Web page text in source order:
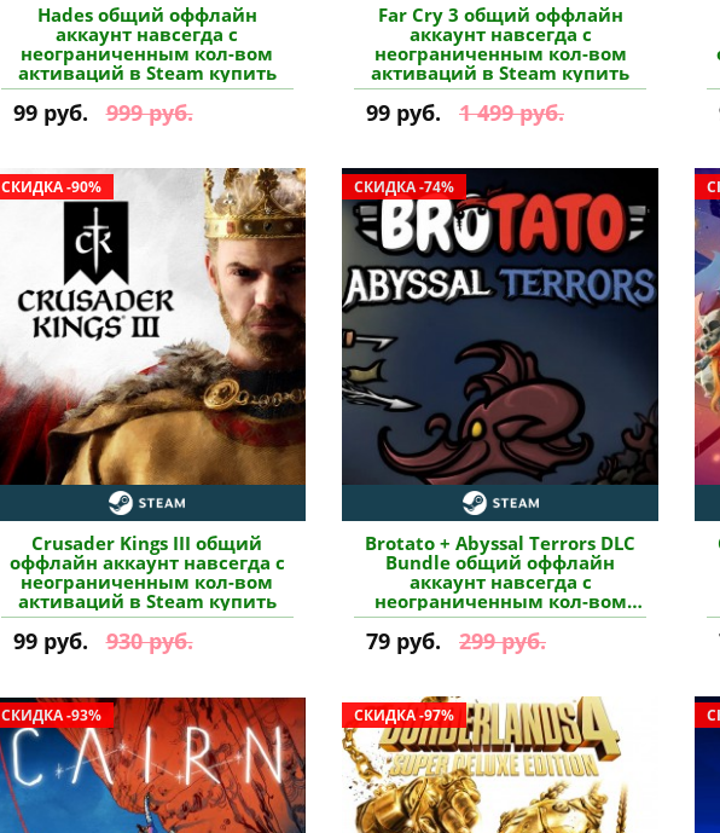
Hades общий оффлайн
аккаунт навсегда с
неограниченным кол-вом
активаций в Steam купить
99 руб. 999 руб.
Far Cry 3 общий оффлайн
аккаунт навсегда с
неограниченным кол-вом
активаций в Steam купить
99 руб. 1 499 руб.
СКИДКА -90%
Crusader Kings III общий
оффлайн аккаунт навсегда с
неограниченным кол-вом
активаций в Steam купить
99 руб. 930 руб.
СКИДКА -74%
Brotato + Abyssal Terrors DLC
Bundle общий оффлайн
аккаунт навсегда с
неограниченным кол-вом
активаций в Steam купить
79 руб. 299 руб.
СКИДКА -93% СКИДКА -97%